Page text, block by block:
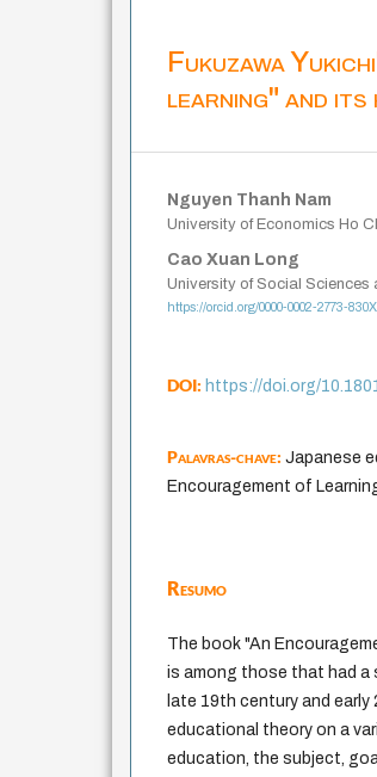
Fukuzawa
learning" and
Nguyen Thanh Nam
University of Economics Ho
Cao Xuan Long
University of Social Sciences
https://orcid.org/0000-0002-2773-830X
DOI:https://doi.org/
Palavras-chave:Japanese
Encouragement of
Resumo
The book "An
is among those that had a
late 19th century and
educational theory on a
education, the subject,